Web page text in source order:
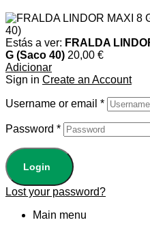
Estás a ver: FRALDA
G (Saco 40) 20,00 €
Adicionar
Sign in Create an Account
Username or email *
Password *
Login
Lost your password?
Main menu